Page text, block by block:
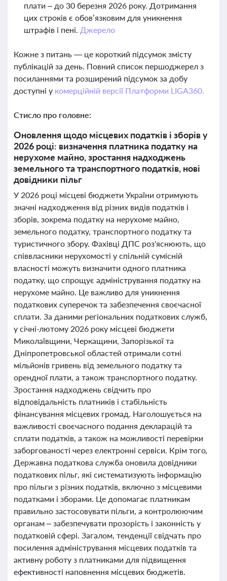
плати – до 30 березня 2026 року. Дотримання
цих строків є обов’язковим для уникнення
штрафів і пені. Джерело
Кожне з питань — це короткий підсумок змісту
публікацій за день. Повний список першоджерел з
посиланнями та розширений підсумок за добу
доступні у комерційній версії Платформи LIGA360.
Стисло про головне:
Оновлення щодо місцевих податків і зборів у
2026 році: визначення платника податку на
нерухоме майно, зростання надходжень
земельного та транспортного податків, нові
довідники пільг
У 2026 році місцеві бюджети України отримують
значні надходження від різних видів податків і
зборів, зокрема податку на нерухоме майно,
земельного податку, транспортного податку та
туристичного збору. Фахівці ДПС роз'яснюють, що
співвласники нерухомості у спільній сумісній
власності можуть визначити одного платника
податку, що спрощує адміністрування податку на
нерухоме майно. Це важливо для уникнення
податкових суперечок та забезпечення своєчасної
сплати. За даними регіональних податкових служб,
у січні-лютому 2026 року місцеві бюджети
Миколаївщини, Черкащини, Запорізької та
Дніпропетровської областей отримали сотні
мільйонів гривень від земельного податку та
орендної плати, а також транспортного податку.
Зростання надходжень свідчить про
відповідальність платників і стабільність
фінансування місцевих громад. Наголошується на
важливості своєчасного подання декларацій та
сплати податків, а також на можливості перевірки
заборгованості через електронні сервіси. Крім того,
Державна податкова служба оновила довідники
податкових пільг, які систематизують інформацію
про пільги з різних податків, включно з місцевими
податками і зборами. Це допомагає платникам
правильно застосовувати пільги, а контролюючим
органам – забезпечувати прозорість і законність у
податковій сфері. Загалом, тенденції свідчать про
посилення адміністрування місцевих податків та
активну роботу з платниками для підвищення
ефективності наповнення місцевих бюджетів.